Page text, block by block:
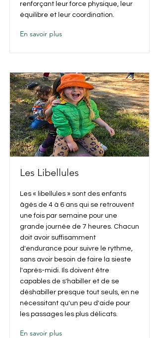
renforçant leur force physique, leur
équilibre et leur coordination.
En savoir plus
Les Libellules
Les « libellules » sont des enfants
âgés de 4 à 6 ans qui se retrouvent
une fois par semaine pour une
grande journée de 7 heures. Chacun
doit avoir suffisamment
d'endurance pour suivre le rythme,
sans avoir besoin de faire la sieste
l'après-midi. Ils doivent être
capables de s'habiller et de se
déshabiller presque tout seuls, en ne
nécessitant qu'un peu d'aide pour
les passages les plus délicats.
En savoir plus